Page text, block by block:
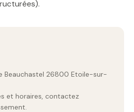
Beauchastel 26800 Etoile-sur-
et horaires, contactez